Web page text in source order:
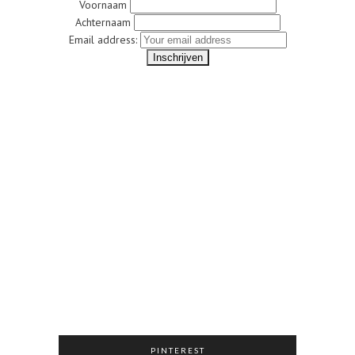
Voornaam
Achternaam
Email address:
PINTEREST